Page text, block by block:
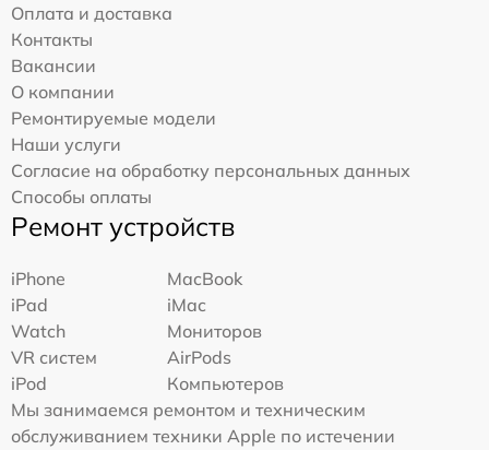
Оплата и доставка
Контакты
Вакансии
О компании
Ремонтируемые модели
Наши услуги
Согласие на обработку персональных данных
Способы оплаты
Ремонт устройств
iPhone
MacBook
iPad
iMac
Watch
Мониторов
VR систем
AirPods
iPod
Компьютеров
Мы занимаемся ремонтом и техническим
обслуживанием техники Apple по истечении